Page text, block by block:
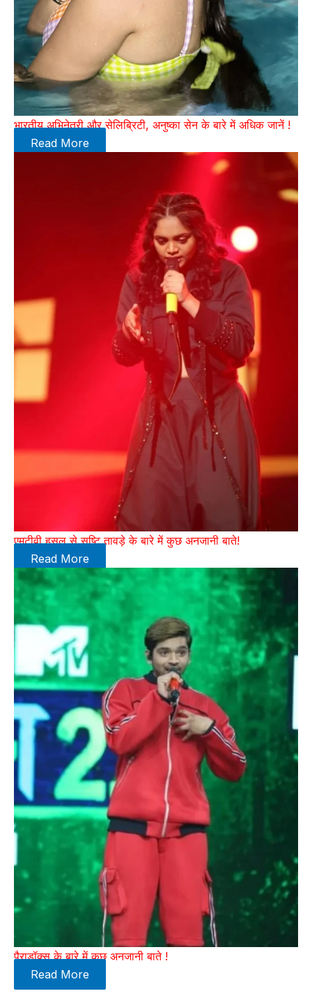
भारतीय अभिनेत्री और सेलिब्रिटी, अनुष्का सेन के बारे में अधिक जानें !
Read More
एमटीवी हसल से सृष्टि तावड़े के बारे में कुछ अनजानी बाते!
Read More
पैराडॉक्स के बारे में कुछ अनजानी बाते !
Read More